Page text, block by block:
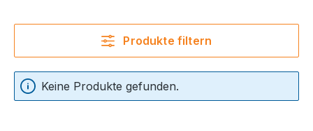
Produkte filtern
Keine Produkte gefunden.